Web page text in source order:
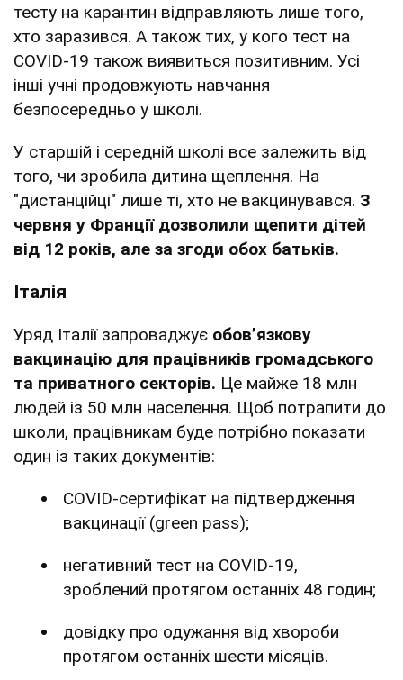
тесту на карантин відправляють лише того,
хто заразився. А також тих, у кого тест на
COVID-19 також виявиться позитивним. Усі
інші учні продовжують навчання
безпосередньо у школі.
У старшій і середній школі все залежить від
того, чи зробила дитина щеплення. На
"дистанційці" лише ті, хто не вакцинувався. З
червня у Франції дозволили щепити дітей
від 12 років, але за згоди обох батьків.
Італія
Уряд Італії запроваджує обов’язкову
вакцинацію для працівників громадського
та приватного секторів. Це майже 18 млн
людей із 50 млн населення. Щоб потрапити до
школи, працівникам буде потрібно показати
один із таких документів:
COVID-сертифікат на підтвердження
вакцинації (green pass);
негативний тест на COVID-19,
зроблений протягом останніх 48 годин;
довідку про одужання від хвороби
протягом останніх шести місяців.